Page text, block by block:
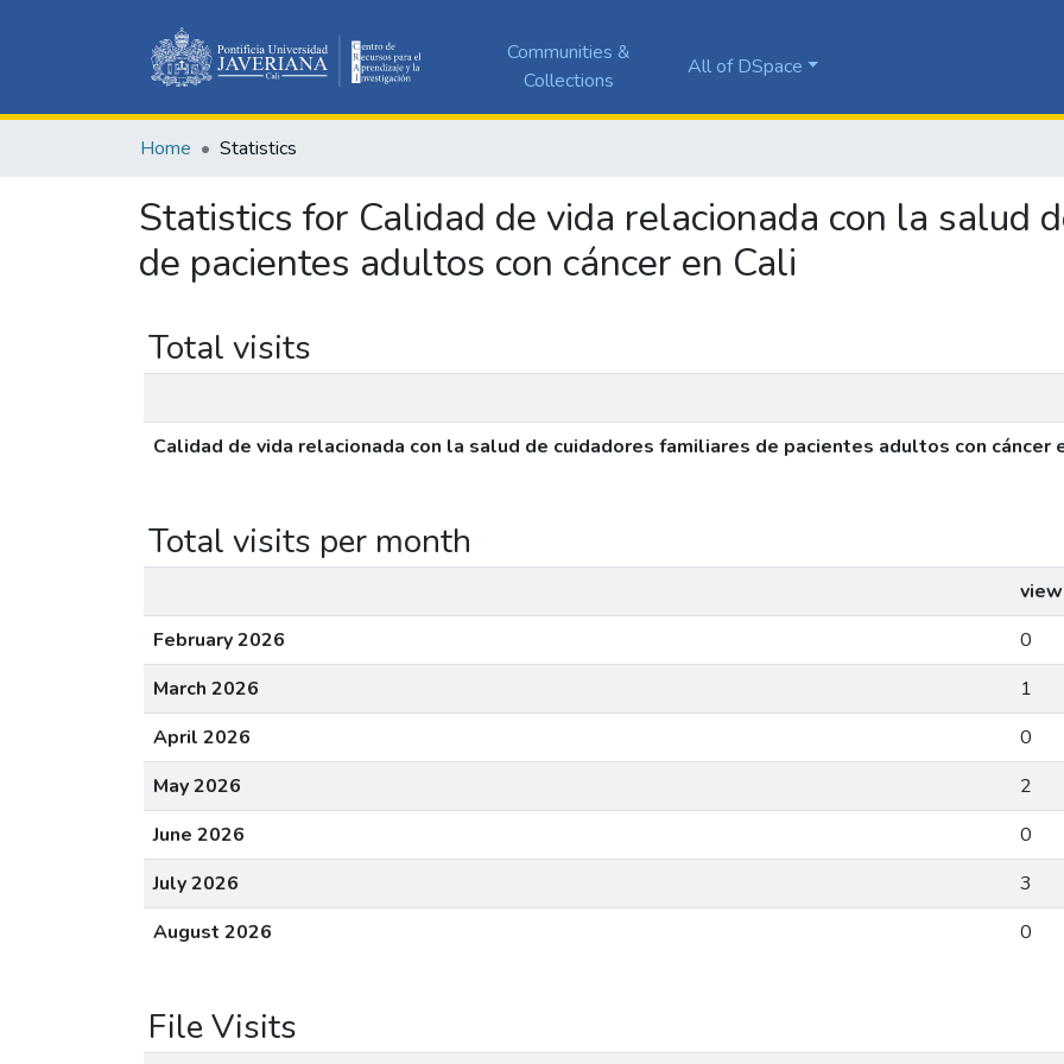
Communities &
Collections
All of DSpace
Home Statistics
Statistics for Calidad de vida relacionada con la salud
de pacientes adultos con cáncer en Cali
Total visits
Calidad de vida relacionada con la salud de cuidadores familiares de pacientes adultos con cáncer
Total visits per month
February 2026
0
March 2026
1
April 2026
0
May 2026
2
June 2026
0
July 2026
3
August 2026
0
File Visits